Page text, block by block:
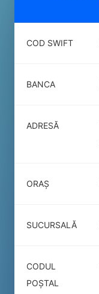
COD SWIFT
BANCA
ADRESĂ
ORAȘ
SUCURSALĂ
CODUL
POŞTAL